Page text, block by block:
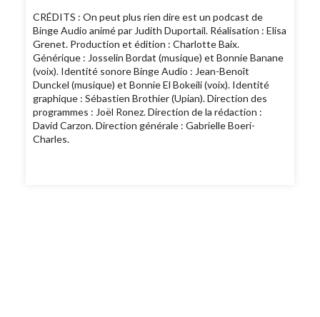
CRÉDITS : On peut plus rien dire est un podcast de
Binge Audio animé par Judith Duportail. Réalisation : Elisa
Grenet. Production et édition : Charlotte Baix.
Générique : Josselin Bordat (musique) et Bonnie Banane
(voix). Identité sonore Binge Audio : Jean-Benoît
Dunckel (musique) et Bonnie El Bokeili (voix). Identité
graphique : Sébastien Brothier (Upian). Direction des
programmes : Joël Ronez. Direction de la rédaction :
David Carzon. Direction générale : Gabrielle Boeri-
Charles.